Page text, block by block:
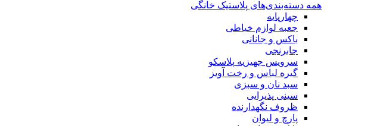
همه دسته‌بندی‌های پلاستیک خانگی
چهارپایه
جعبه لوازم خیاطی
باکس و جانانی
جابرنجی
سرویس جهیزیه پلاسکو
گیره لباس و رخت آویز
سبد نان و سبزی
سینی پذیرایی
ظروف نگهدارنده
پارچ و لیوان